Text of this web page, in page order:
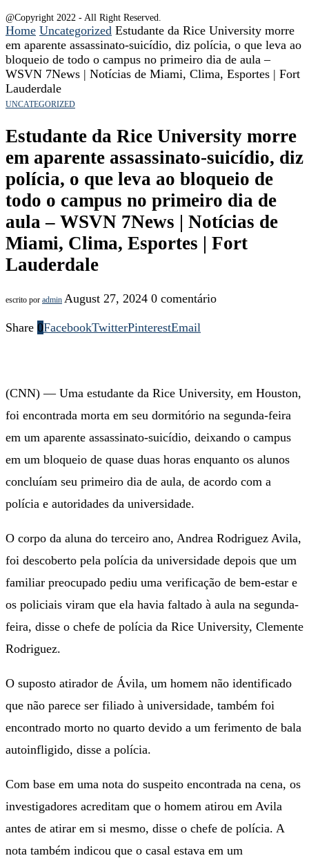
@Copyright 2022 - All Right Reserved.
Home Uncategorized Estudante da Rice University morre
em aparente assassinato-suicídio, diz polícia, o que leva ao
bloqueio de todo o campus no primeiro dia de aula –
WSVN 7News | Notícias de Miami, Clima, Esportes | Fort
Lauderdale
UNCATEGORIZED
Estudante da Rice University morre
em aparente assassinato-suicídio, diz
polícia, o que leva ao bloqueio de
todo o campus no primeiro dia de
aula – WSVN 7News | Notícias de
Miami, Clima, Esportes | Fort
Lauderdale
escrito por admin August 27, 2024 0 comentário
Share 0FacebookTwitterPinterestEmail
(CNN) — Uma estudante da Rice University, em Houston,
foi encontrada morta em seu dormitório na segunda-feira
em um aparente assassinato-suicídio, deixando o campus
em um bloqueio de quase duas horas enquanto os alunos
concluíam seu primeiro dia de aula, de acordo com a
polícia e autoridades da universidade.
O corpo da aluna do terceiro ano, Andrea Rodriguez Avila,
foi descoberto pela polícia da universidade depois que um
familiar preocupado pediu uma verificação de bem-estar e
os policiais viram que ela havia faltado à aula na segunda-
feira, disse o chefe de polícia da Rice University, Clemente
Rodriguez.
O suposto atirador de Ávila, um homem não identificado
que não parece ser filiado à universidade, também foi
encontrado morto no quarto devido a um ferimento de bala
autoinfligido, disse a polícia.
Com base em uma nota do suspeito encontrada na cena, os
investigadores acreditam que o homem atirou em Avila
antes de atirar em si mesmo, disse o chefe de polícia. A
nota também indicou que o casal estava em um